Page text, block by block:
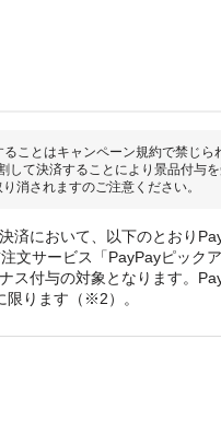
ことはキャンペーン規約で禁じ
して決済することにより景品付与
消されますのご注意ください。
済において、以下のとおり
文サービス「PayPayピック
ス付与の対象となります。
限ります（※2）。